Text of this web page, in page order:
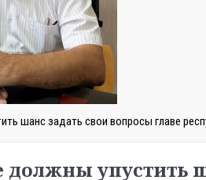
шанс задать свои вопросы главе
упустить